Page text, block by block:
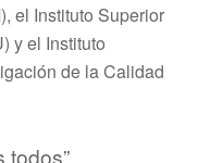
el Instituto Superior
y el Instituto
de la Calidad
todos”